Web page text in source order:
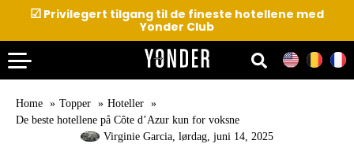
☑ Privilegert tilgang til de fineste hotellene med
Yonder Club
Home Topper
Hoteller
De beste hotellene på Côte d’Azur kun for voksne
Virginie Garcia, lørdag, juni 14, 2025